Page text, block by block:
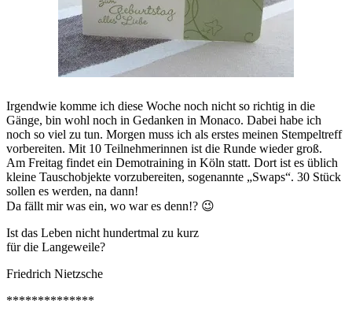
Irgendwie komme ich diese Woche noch nicht so richtig in die
Gänge, bin wohl noch in Gedanken in Monaco. Dabei habe ich
noch so viel zu tun. Morgen muss ich als erstes meinen Stempeltreff
vorbereiten. Mit 10 Teilnehmerinnen ist die Runde wieder groß.
Am Freitag findet ein Demotraining in Köln statt. Dort ist es üblich
kleine Tauschobjekte vorzubereiten, sogenannte „Swaps“. 30 Stück
sollen es werden, na dann!
Da fällt mir was ein, wo war es denn!? 😉
Ist das Leben nicht hundertmal zu kurz
für die Langeweile?
Friedrich Nietzsche
**************